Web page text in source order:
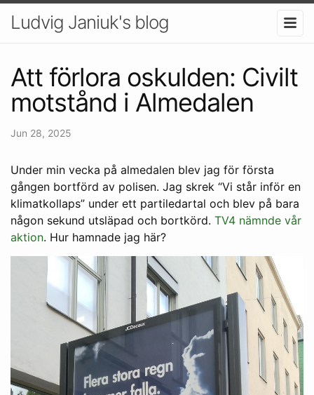
Ludvig Janiuk's blog
Att förlora oskulden: Civilt
motstånd i Almedalen
Jun 28, 2025
Under min vecka på almedalen blev jag för första
gången bortförd av polisen. Jag skrek “Vi står inför en
klimatkollaps” under ett partiledartal och blev på bara
någon sekund utsläpad och bortkörd. TV4 nämnde vår
aktion. Hur hamnade jag här?